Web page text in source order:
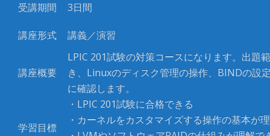
受講期間 3日間
講座形式 講義／演習
講座概要
LPIC 201試験の対策コースになります。出題
き、Linuxのディスク管理の操作、BINDの設
に確認します。
学習目標
・LPIC 201試験に合格できる
・カーネルをカスタマイズする操作の基本が